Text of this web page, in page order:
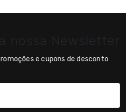
nossa Newsletter
e cupons de desconto